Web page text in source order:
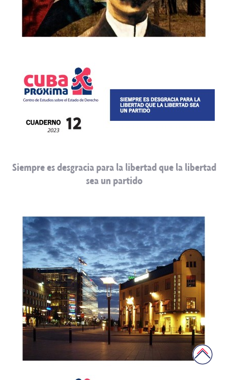
Siempre es desgracia para la libertad que la libertad
sea un partido